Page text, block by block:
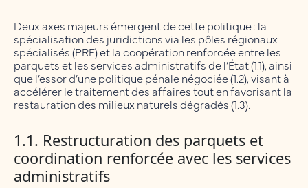
Deux axes majeurs émergent de cette politique : la
spécialisation des juridictions via les pôles régionaux
spécialisés (PRE) et la coopération renforcée entre les
parquets et les services administratifs de l’État (1.1), ainsi
que l’essor d’une politique pénale négociée (1.2), visant à
accélérer le traitement des affaires tout en favorisant la
restauration des milieux naturels dégradés (1.3).
1.1. Restructuration des parquets et
coordination renforcée avec les services
administratifs